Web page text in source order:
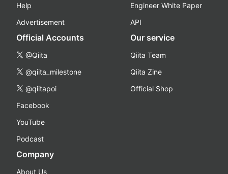
Help
Advertisement
Engineer White Paper
API
Official Accounts
@Qiita
@qiita_milestone
@qiitapoi
Facebook
YouTube
Podcast
Our service
Qiita Team
Qiita Zine
Official Shop
Company
About Us